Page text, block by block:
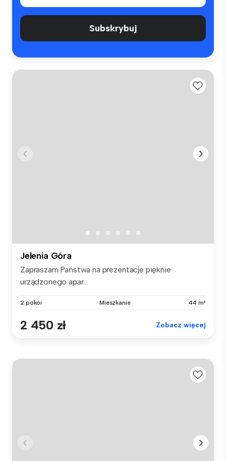
Subskrybuj
Jelenia Góra
Zapraszam Państwa na prezentacje pięknie
urządzonego apar...
2 pokoi Mieszkanie 44 m²
2 450 zł Zobacz więcej